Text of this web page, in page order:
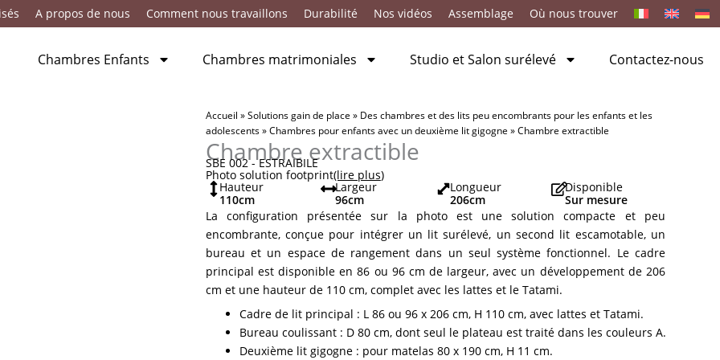
A propos de nous Comment nous travaillons Durabilité Nos vidéos Assemblage Où nous trouver
Chambres Enfants Chambres matrimoniales Studio et Salon surélevé Contactez-nous
Accueil »Solutions gain de place » Des chambres et des lits peu encombrants pour les enfants et les
adolescents»Chambres pour enfants avec un deuxième lit gigogne »Chambre extractible
Chambre extractible
SBE 002 - ESTRAIBILE
Photo solution footprint(lire plus)
Hauteur
110cm
Largeur
96cm
Longueur
206cm
Disponible
Sur mesure
La configuration présentée sur la photo est une solution compacte et peu
encombrante, conçue pour intégrer un lit surélevé, un second lit escamotable, un
bureau et un espace de rangement dans un seul système fonctionnel. Le cadre
principal est disponible en 86 ou 96 cm de largeur, avec un développement de 206
cm et une hauteur de 110 cm, complet avec les lattes et le Tatami.
Cadre de lit principal : L 86 ou 96 x 206 cm, H 110 cm, avec lattes et Tatami.
Bureau coulissant : D 80 cm, dont seul le plateau est traité dans les couleurs A.
Deuxième lit gigogne : pour matelas 80 x 190 cm, H 11 cm.